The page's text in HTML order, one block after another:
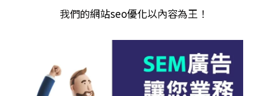
我們的網站seo優化以內容為王！